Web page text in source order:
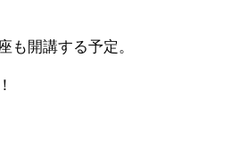
開講する予定。